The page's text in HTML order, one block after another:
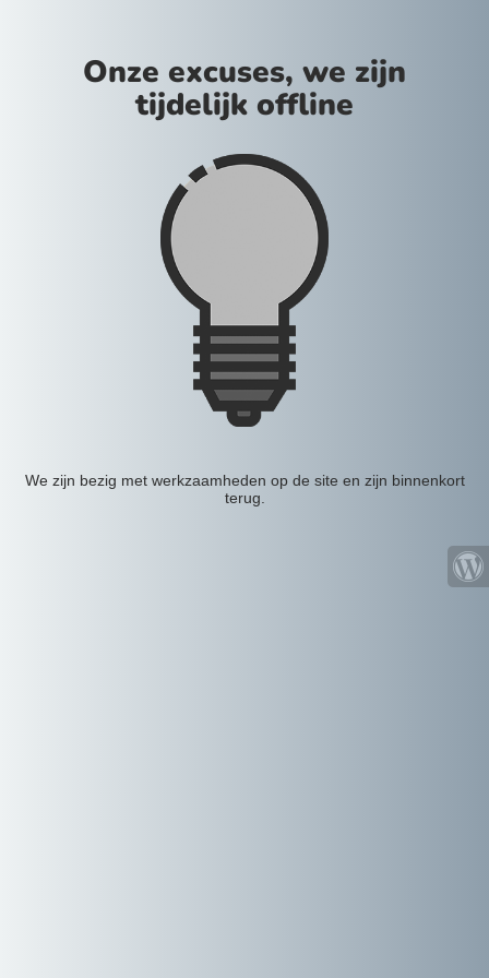
Onze excuses, we zijn
tijdelijk offline
We zijn bezig met werkzaamheden op de site en zijn binnenkort
terug.